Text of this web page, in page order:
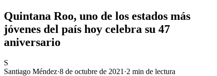
Quintana Roo, uno de los estados más
jóvenes del país hoy celebra su 47
aniversario
S
Santiago Méndez·8 de octubre de 2021 ·2 min de lectura